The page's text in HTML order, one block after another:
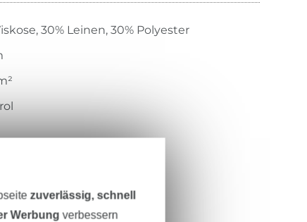
30% Leinen, 30% Polyester
pflegeleicht
zuverlässig, schnell
Werbung verbessern